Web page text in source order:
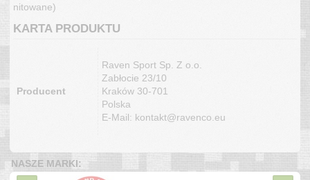
nitowane)
KARTA PRODUKTU
Producent
Raven Sport Sp. Z o.o.
Zabłocie 23/10
Kraków 30-701
Polska
E-Mail: kontakt@ravenco.eu
NASZE MARKI: